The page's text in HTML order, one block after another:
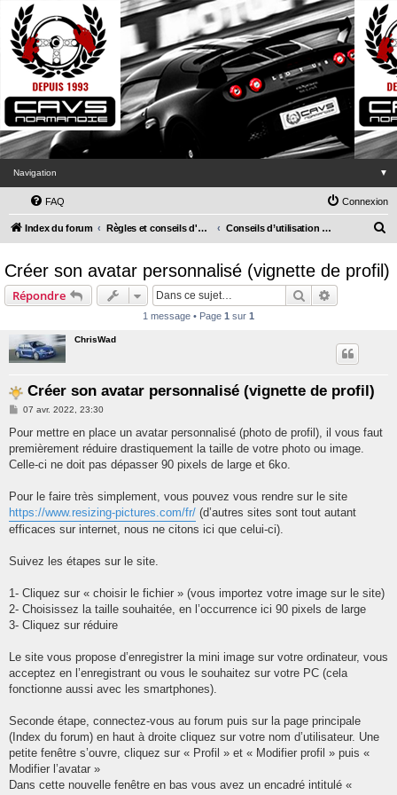
Navigation ▼
FAQ Connexion
Index du forum Règles et conseils d'utilisation du forum Conseils d’utilisation pratique
c
Créer son avatar personnalisé (vignette de profil)
Répondre Rechercher
1 message • Page 1 sur 1
ChrisWad
Créer son avatar personnalisé (vignette de profil)
M
s
a
g
07 avr. 2022, 23:30
Pour mettre en place un avatar personnalisé (photo de profil), il vous faut
premièrement réduire drastiquement la taille de votre photo ou image.
Celle-ci ne doit pas dépasser 90 pixels de large et 6ko.
Pour le faire très simplement, vous pouvez vous rendre sur le site
https://www.resizing-pictures.com/fr/ (d’autres sites sont tout autant
efficaces sur internet, nous ne citons ici que celui-ci).
Suivez les étapes sur le site.
1- Cliquez sur « choisir le fichier » (vous importez votre image sur le site)
2- Choisissez la taille souhaitée, en l’occurrence ici 90 pixels de large
3- Cliquez sur réduire
Le site vous propose d’enregistrer la mini image sur votre ordinateur, vous
acceptez en l’enregistrant ou vous le souhaitez sur votre PC (cela
fonctionne aussi avec les smartphones).
Seconde étape, connectez-vous au forum puis sur la page principale
(Index du forum) en haut à droite cliquez sur votre nom d’utilisateur. Une
petite fenêtre s’ouvre, cliquez sur « Profil » et « Modifier profil » puis «
Modifier l’avatar »
Dans cette nouvelle fenêtre en bas vous avez un encadré intitulé «